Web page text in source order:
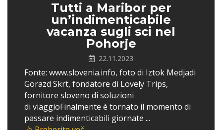
Tutti a Maribor per
un’indimenticabile
vacanza sugli sci nel
Pohorje
22.11.2023
Fonte: www.slovenia.info, foto di Iztok Medjadi
Gorazd Skrt, fondatore di Lovely Trips,
fornitore sloveno di soluzioni
di viaggioFinalmente è tornato il momento di
passare indimenticabili giornate ...